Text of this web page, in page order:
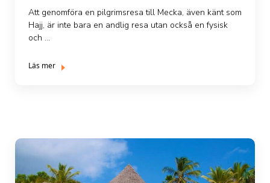
Att genomföra en pilgrimsresa till Mecka, även känt som
Hajj, är inte bara en andlig resa utan också en fysisk
och ...
Läs mer